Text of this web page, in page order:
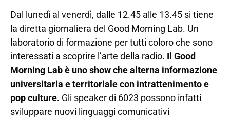
Dal lunedì al venerdì, dalle 12.45 alle 13.45 si tiene
la diretta giornaliera del Good Morning Lab. Un
laboratorio di formazione per tutti coloro che sono
interessati a scoprire l’arte della radio. Il Good
Morning Lab è uno show che alterna informazione
universitaria e territoriale con intrattenimento e
pop culture. Gli speaker di 6023 possono infatti
sviluppare nuovi linguaggi comunicativi